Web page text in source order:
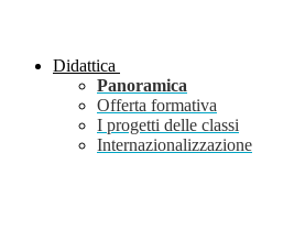
Didattica
Panoramica
Offerta formativa
I progetti delle classi
Internazionalizzazione